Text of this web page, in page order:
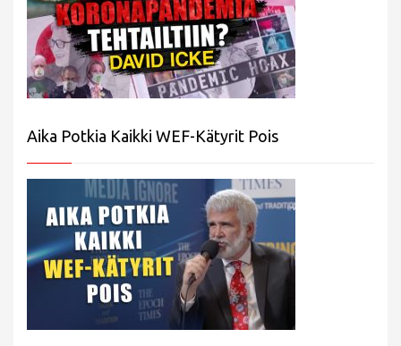
Aika Potkia Kaikki WEF-Kätyrit Pois